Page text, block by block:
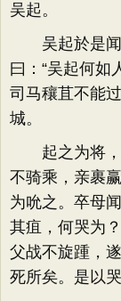
吴起。
吴起於是闻
曰：“吴起何如
司马穰苴不能
城。
起之为将，
不骑乘，亲裹
为吮之。卒母
其疽，何哭为
父战不旋踵，
死所矣。是以